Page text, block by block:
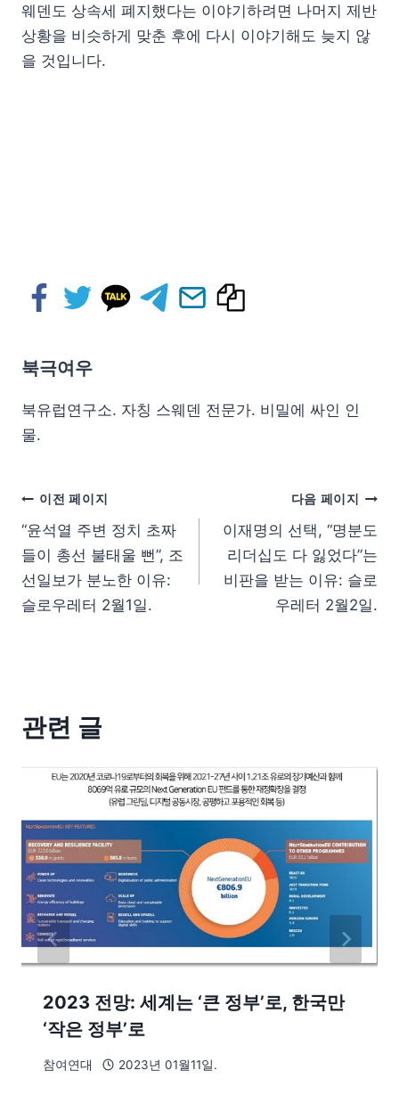
웨덴도 상속세 폐지했다는 이야기하려면 나머지 제반
상황을 비슷하게 맞춘 후에 다시 이야기해도 늦지 않
을 것입니다.
북극여우
북유럽연구소. 자칭 스웨덴 전문가. 비밀에 싸인 인
물.
이전 페이지
“윤석열 주변 정치 초짜
들이 총선 불태울 뻔”, 조
선일보가 분노한 이유:
슬로우레터 2월1일.
다음 페이지
이재명의 선택, “명분도
리더십도 다 잃었다”는
비판을 받는 이유: 슬로
우레터 2월2일.
관련 글
2023 전망: 세계는 ‘큰 정부’로, 한국만
‘작은 정부’로
참여연대 2023년 01월11일.